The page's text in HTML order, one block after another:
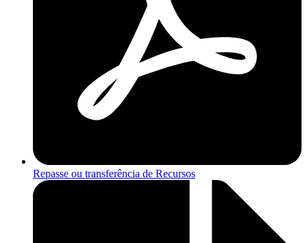
Repasse ou transferência de Recursos